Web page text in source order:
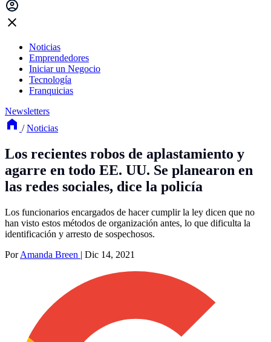
Noticias
Emprendedores
Iniciar un Negocio
Tecnología
Franquicias
Newsletters
/ Noticias
Los recientes robos de aplastamiento y
agarre en todo EE. UU. Se planearon en
las redes sociales, dice la policía
Los funcionarios encargados de hacer cumplir la ley dicen que no
han visto estos métodos de organización antes, lo que dificulta la
identificación y arresto de sospechosos.
PorAmanda Breen | Dic 14, 2021